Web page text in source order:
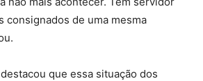
consignados de uma mesma
que essa situação dos